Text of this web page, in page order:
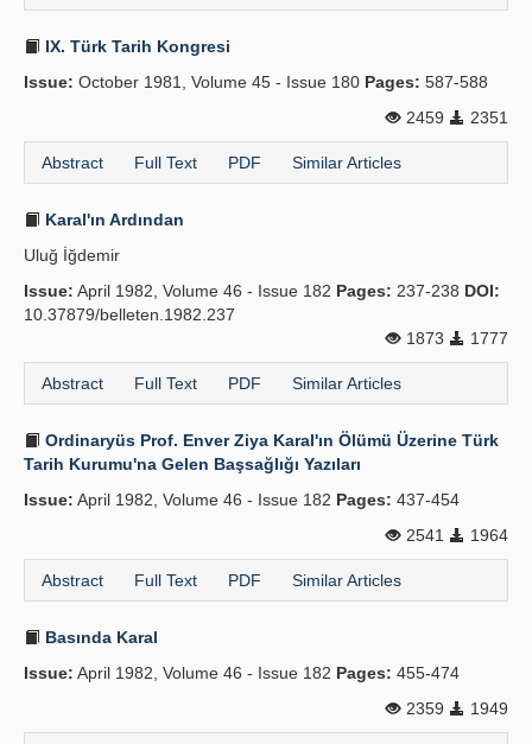
IX. Türk Tarih Kongresi
Issue: October 1981, Volume 45 - Issue 180 Pages: 587-588
2459
2351
Abstract Full Text PDF Similar Articles
Karal'ın Ardından
Uluğ İğdemir
Issue: April 1982, Volume 46 - Issue 182 Pages: 237-238 DOI:
10.37879/belleten.1982.237
1873
1777
Abstract Full Text PDF Similar Articles
Ordinaryüs Prof. Enver Ziya Karal'ın Ölümü Üzerine Türk
Tarih Kurumu'na Gelen Başsağlığı Yazıları
Issue: April 1982, Volume 46 - Issue 182 Pages: 437-454
2541
1964
Abstract Full Text PDF Similar Articles
Basında Karal
Issue: April 1982, Volume 46 - Issue 182 Pages: 455-474
2359
1949